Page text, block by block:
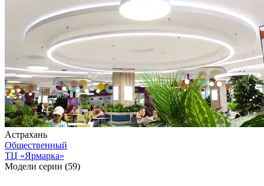
Астрахань
Общественный
ТЦ «Ярмарка»
Модели серии (59)